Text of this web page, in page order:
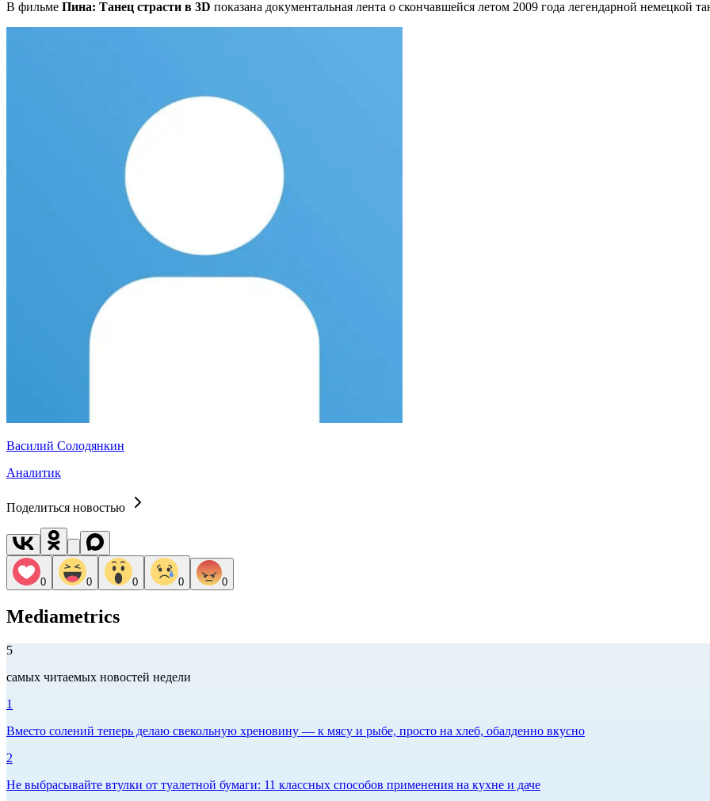
В фильме Пина: Танец страсти в 3D показана документальная лента о скончавшейся летом 2009 года легендарной немецкой
Василий Солодянкин
Аналитик
Поделиться новостью
0 0 0 0 0
Mediametrics
5
самых читаемых новостей недели
1
Вместо солений теперь делаю свекольную хреновину — к мясу и рыбе, просто на хлеб, обалденно вкусно
2
Не выбрасывайте втулки от туалетной бумаги: 11 классных способов применения на кухне и даче